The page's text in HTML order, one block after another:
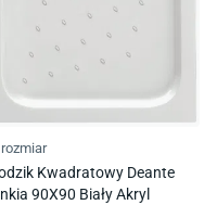
Kwadratowy Deante
90X90 Biały Akryl